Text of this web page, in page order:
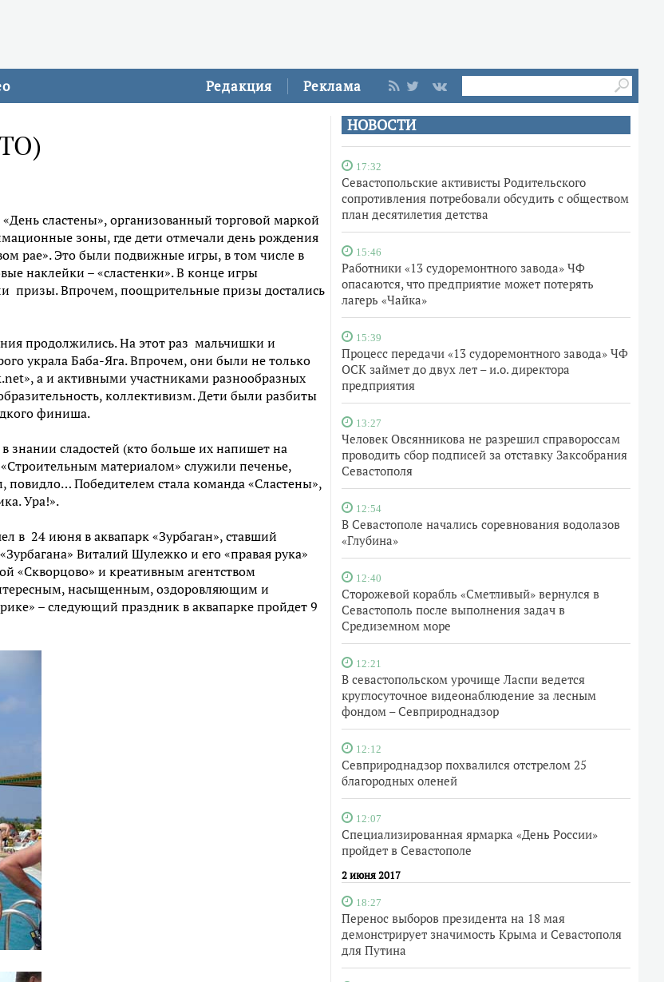
Редакция Реклама
НОВОСТИ
17:32
Севастопольские активисты Родительского
сопротивления потребовали обсудить с обществом
план десятилетия детства
15:46
Работники «13 судоремонтного завода» ЧФ
опасаются, что предприятие может потерять
лагерь «Чайка»
15:39
Процесс передачи «13 судоремонтного завода» ЧФ
ОСК займет до двух лет – и.о. директора
предприятия
13:27
Человек Овсянникова не разрешил справороссам
проводить сбор подписей за отставку Заксобрания
Севастополя
12:54
В Севастополе начались соревнования водолазов
«Глубина»
12:40
Сторожевой корабль «Сметливый» вернулся в
Севастополь после выполнения задач в
Средиземном море
12:21
В севастопольском урочище Ласпи ведется
круглосуточное видеонаблюдение за лесным
фондом – Севприроднадзор
12:12
Севприроднадзор похвалился отстрелом 25
благородных оленей
12:07
Специализированная ярмарка «День России»
пройдет в Севастополе
2 июня 2017
18:27
Перенос выборов президента на 18 мая
демонстрирует значимость Крыма и Севастополя
для Путина
сластены», организованный торговой маркой
зоны, где дети отмечали день рождения
рае». Это были подвижные игры, в том числе в
наклейки – «сластенки». В конце игры
призы. Впрочем, поощрительные призы достались
продолжились. На этот раз мальчишки и
украла Баба-Яга. Впрочем, они были не только
а и активными участниками разнообразных
коллективизм. Дети были разбиты
финиша.
знании сладостей (кто больше их напишет на
материалом» служили печенье,
Победителем стала команда «Сластены»,
Ура!».
в 24 июня в аквапарк «Зурбаган», ставший
Виталий Шулежко и его «правая рука»
«Скворцово» и креативным агентством
насыщенным, оздоровляющим и
– следующий праздник в аквапарке пройдет 9